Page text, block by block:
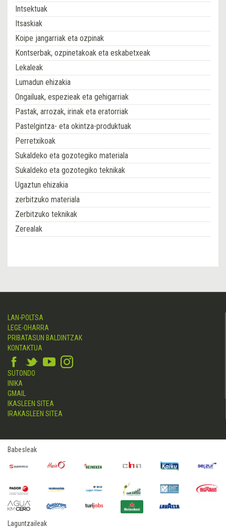
Intsektuak
Itsaskiak
Koipe jangarriak eta ozpinak
Kontserbak, ozpinetakoak eta eskabetxeak
Lekaleak
Lumadun ehizakia
Ongailuak, espezieak eta gehigarriak
Pastak, arrozak, irinak eta eratorriak
Pastelgintza- eta okintza-produktuak
Perretxikoak
Sukaldeko eta gozotegiko materiala
Sukaldeko eta gozotegiko teknikak
Ugaztun ehizakia
zerbitzuko materiala
Zerbitzuko teknikak
Zerealak
LAN-POLTSA
LEGE-OHARRA
PRIBATASUN BALDINTZAK
KONTAKTUA
SUTONDO
INIKA
GMAIL
IKASLEEN SITEA
IRAKASLEEN SITEA
Babesleak
Laguntzaileak